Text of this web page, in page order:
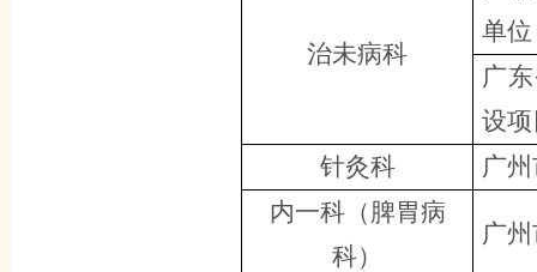
治未病科
单位
广
设
针灸科
广
内一科（脾胃病
科）
广